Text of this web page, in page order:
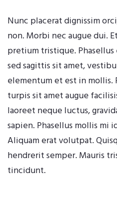
Nunc placerat dignissim
non. Morbi nec augue dui.
pretium tristique. Phasellus
sed sagittis sit amet,
elementum et est in
turpis sit amet augue
laoreet neque luctus,
sapien. Phasellus mollis mi
Aliquam erat volutpat.
hendrerit semper. Mauris
tincidunt.